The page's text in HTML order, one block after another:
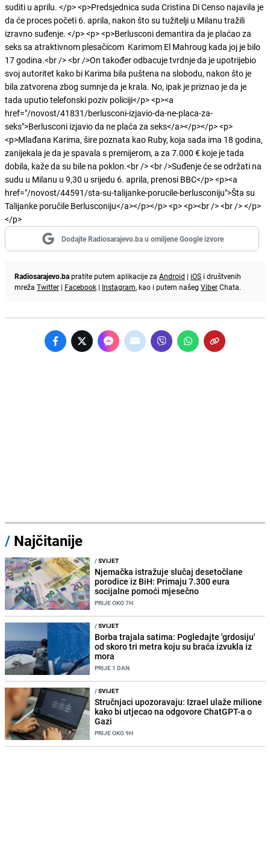
suditi u aprilu. </p> <p>Predsjednica suda Cristina Di Censo najavila je
da će proces početi 6. aprila, nakon što su tužitelji u Milanu tražili
izravno suđenje. </p> <p> <p>Berlusconi demantira da je plaćao za
seks sa atraktivnom plesačicom Karimom El Mahroug kada joj je bilo
17 godina.<br /> <br />On također odbacuje tvrdnje da je upotrijebio
svoj autoritet kako bi Karima bila puštena na slobodu, nakon što je
bila zatvorena zbog sumnje da je krala. No, ipak je priznao je da je
tada uputio telefonski poziv policiji</p> <p><a
href="/novost/41831/berlusconi-izjavio-da-ne-placa-za-
seks">Berlusconi izjavio da ne plaća za seks</a></p></p> <p>
<p>Mlađana Karima, šire poznata kao Ruby, koja sada ima 18 godina,
zanijekala je da je spavala s premijerom, a za 7.000 € koje je tada
dobila, kaže da su bile na poklon.<br /> <br />Suđenje će se održati na
sudu u Milanu u 9,30 u srijedu 6. aprila, prenosi BBC</p> <p><a
href="/novost/44591/sta-su-talijanke-porucile-berlusconiju">Šta su
Talijanke poručile Berlusconiju</a></p></p> <p> <p><br /> <br /> </p>
</p>
Dodajte Radiosarajevo.ba u omiljene Google izvore
Radiosarajevo.bapratite putem aplikacije za Android | iOS i društvenih
mreža Twitter | Facebook | Instagram, kao i putem našeg ViberChata.
/ Najčitanije
/SVIJET
Njemačka istražuje slučaj desetočlane
porodice iz BiH: Primaju 7.300 eura
socijalne pomoći mjesečno
PRIJE OKO 7H
/SVIJET
Borba trajala satima: Pogledajte 'grdosiju'
od skoro tri metra koju su braća izvukla iz
mora
PRIJE 1 DAN
/SVIJET
Stručnjaci upozoravaju: Izrael ulaže milione
kako bi utjecao na odgovore ChatGPT-a o
Gazi
PRIJE OKO 9H